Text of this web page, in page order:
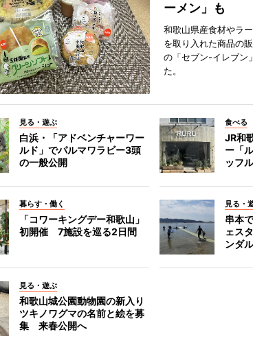
ーメン」も
和歌山県産食材やラ
を取り入れた商品の
の「セブン-イレブン
た。
見る・遊ぶ
白浜・「アドベンチャーワー
ルド」でパルマワラビー3頭
の一般公開
食べる
JR和
ー「
ッフ
暮らす・働く
「コワーキングデー和歌山」
初開催 7施設を巡る2日間
見る・
串本
ェス
ンダ
見る・遊ぶ
和歌山城公園動物園の新入り
ツキノワグマの名前と絵を募
集 来春公開へ